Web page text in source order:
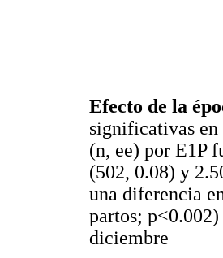
Efecto de la
significativas en
(n, ee) por E1P
(502, 0.08) y
una diferencia
partos;
diciembre